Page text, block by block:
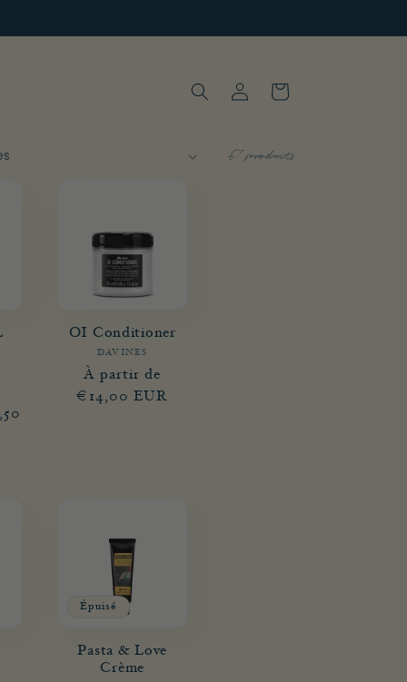
ConnexionPanier
67 produits
:
promotionnel
OI Conditioner
Fournisseur :
DAVINES
Prix
habituel
À partir de
€14,00 EUR
Épuisé
Pasta & Love
Crème